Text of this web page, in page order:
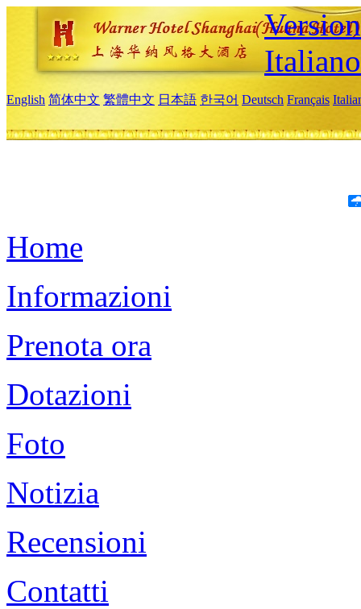
Italiano
English 简体中文 繁體中文 日本語 한국어 Deutsch Français
Home
Informazioni
Prenota ora
Dotazioni
Foto
Notizia
Recensioni
Contatti